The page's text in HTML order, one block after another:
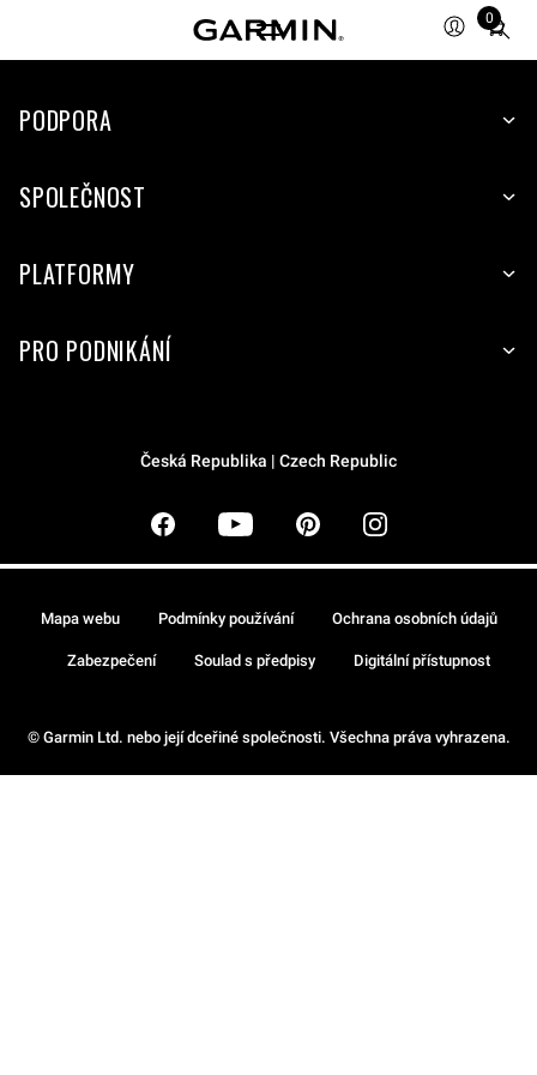
0
Total
items
cart:
PODPORA
SPOLEČNOST
PLATFORMY
PRO PODNIKÁNÍ
Česká Republika | Czech Republic
© Garmin Ltd. nebo její dceřiné společnosti. Všechna práva vyhrazena.
Mapa webu Podmínky používání Ochrana osobních údajů
Zabezpečení Soulad s předpisy Digitální přístupnost